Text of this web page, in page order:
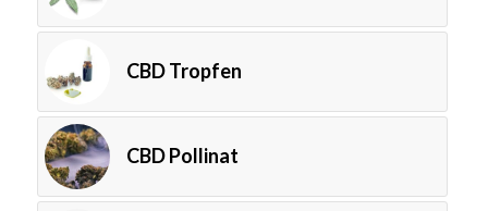
CBD Tropfen
CBD Pollinat